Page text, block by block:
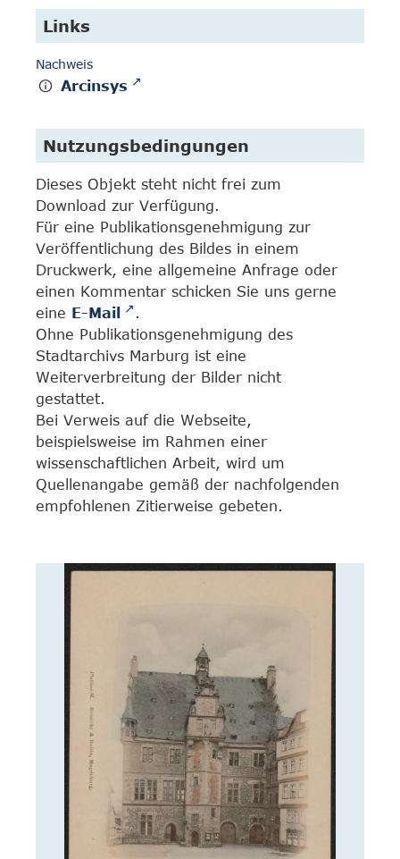
Links
Nachweis
Arcinsys
Nutzungsbedingungen
Dieses Objekt steht nicht frei zum
Download zur Verfügung.
Für eine Publikationsgenehmigung zur
Veröffentlichung des Bildes in einem
Druckwerk, eine allgemeine Anfrage oder
einen Kommentar schicken Sie uns gerne
eine E-Mail
.
Ohne Publikationsgenehmigung des
Stadtarchivs Marburg ist eine
Weiterverbreitung der Bilder nicht
gestattet.
Bei Verweis auf die Webseite,
beispielsweise im Rahmen einer
wissenschaftlichen Arbeit, wird um
Quellenangabe gemäß der nachfolgenden
empfohlenen Zitierweise gebeten.